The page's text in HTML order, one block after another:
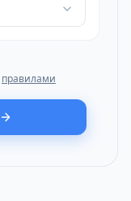
правилами